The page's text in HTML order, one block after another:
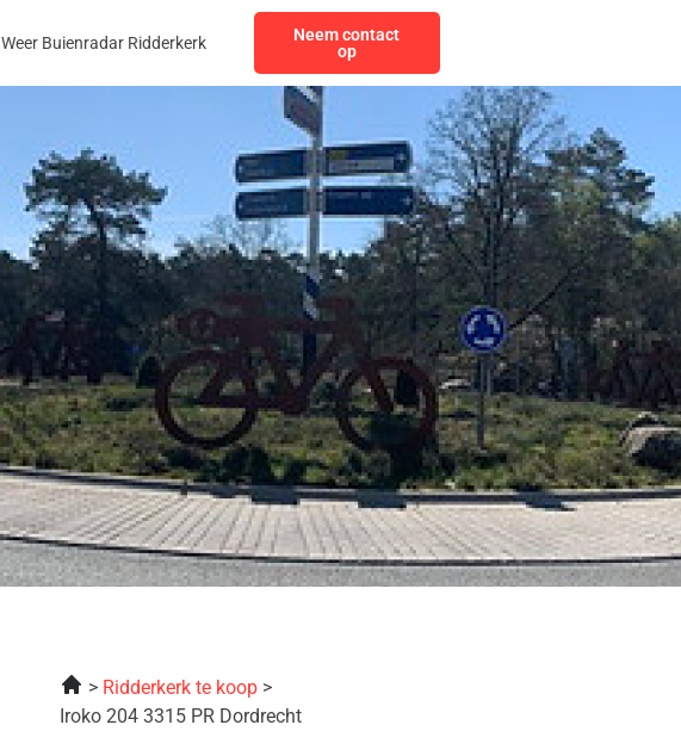
Weer Buienradar Ridderkerk
Neem contact
op
Ridderkerk te koop
Iroko 204 3315 PR Dordrecht